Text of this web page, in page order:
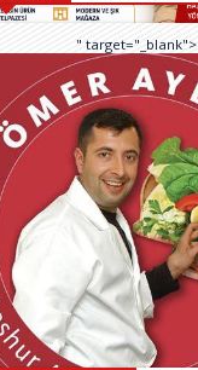
" target="_blank">